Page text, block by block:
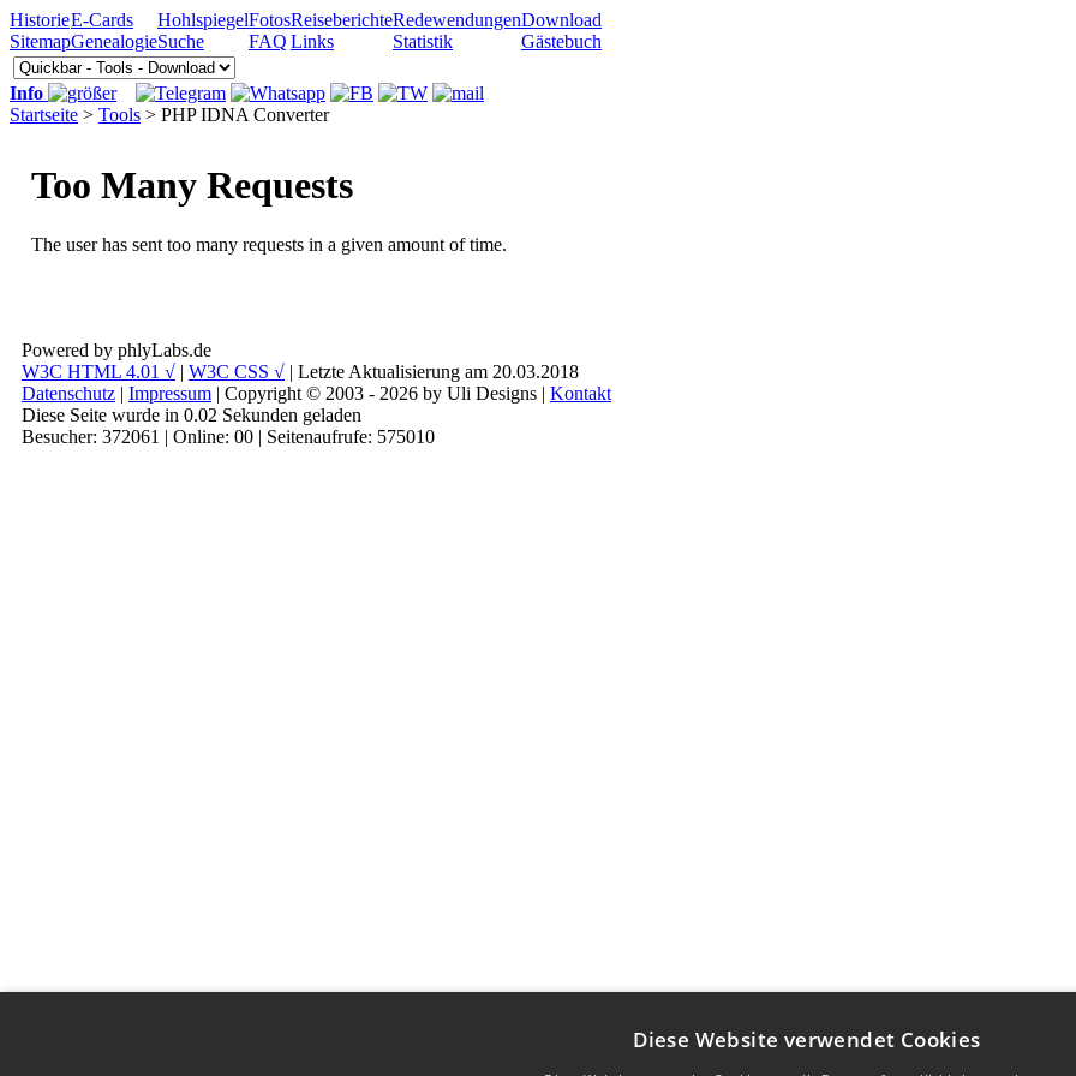
HistorieE-Cards HohlspiegelFotosReiseberichteRedewendungenDownload
SitemapGenealogieSuche FAQ Links Statistik Gästebuch
Info
Startseite > Tools > PHP IDNA Converter
Powered by phlyLabs.de
W3C HTML 4.01 √ | W3C CSS √ | Letzte Aktualisierung am 20.03.2018
Datenschutz | Impressum | Copyright © 2003 - 2026 by Uli Designs | Kontakt
Diese Seite wurde in 0.02 Sekunden geladen
Besucher: 372061 | Online: 00 | Seitenaufrufe: 575010
Diese Website verwendet Cookies